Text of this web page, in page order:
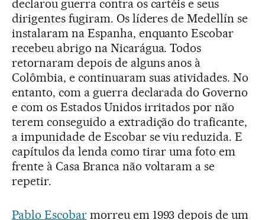
declarou guerra contra os cartéis e seus
dirigentes fugiram. Os líderes de Medellín se
instalaram na Espanha, enquanto Escobar
recebeu abrigo na Nicarágua. Todos
retornaram depois de alguns anos à
Colômbia, e continuaram suas atividades. No
entanto, com a guerra declarada do Governo
e com os Estados Unidos irritados por não
terem conseguido a extradição do traficante,
a impunidade de Escobar se viu reduzida. E
capítulos da lenda como tirar uma foto em
frente à Casa Branca não voltaram a se
repetir.
Pablo Escobarmorreu em 1993 depois de um